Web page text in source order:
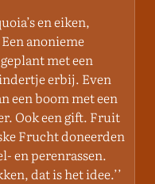
en eiken,
anonieme
met een
erbij. Even
een boom met een
Ook een gift. Fruit
Frucht doneerden
en perenrassen.
dat is het idee.’’